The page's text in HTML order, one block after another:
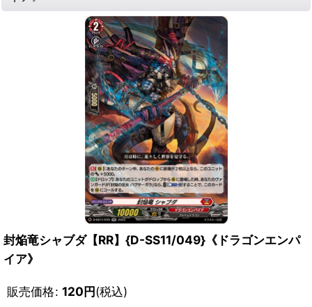
封焔竜シャブダ【RR】{D-SS11/049}《ドラゴンエンパ
イア》
販売価格: 120円(税込)